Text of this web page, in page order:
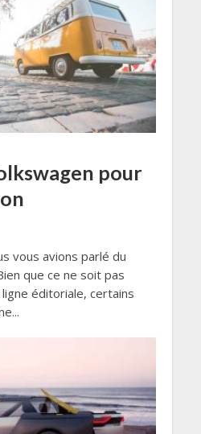
pour
vous avions parlé du
que ce ne soit pas
éditoriale, certains